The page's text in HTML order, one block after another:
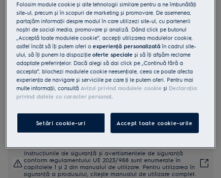
4.9 (169)
Fișa cu informaţii despre produs
Beneficii
Seria GlassCare 700 previne spargerea paharelor cu ajutorul
SoftGrips și SoftSpikes.
SoftGrips și SoftSpikes ţin paharele pe poziţie
Toate ustensilele din bucătărie încap în sertarul mașinii de spălat
vase 700 MaxiFlex.
Instrucţiunile de siguranţă și avertismentele de siguranţă
conform regulamentului UE 2023/988 sunt enumerate în
capitolele 1 și 2 din manualul de utilizare. Pentru utilizarea în
siguranţă a produsului, citește manualul de utilizare complet.
Folosim module cookie și alte tehnologii similare pentru a ne îmbunătăţi
site-ul, precum și în scopuri de marketing și promovare. De asemenea,
partajăm informaţii despre modul în care utilizezi site-ul, cu partenerii
noștri de social media, promovare și analiză. Dând click pe butonul
„Acceptă toate modulele cookie”, accepţi utilizarea modulelor cookie,
astfel încât să îţi putem oferi oexperienţă personalizată în cadrul site-
ului, să îţi punem la dispoziţieoferte speciale și să îţi afișăm reclame
adaptate preferinţelor. Dacă alegi să dai click pe „Continuă fără a
accepta”, blochezi modulele cookie neesenţiale, ceea ce poate afecta
experienţa de navigare și serviciile pe care ţi le putem oferi. Pentru mai
multe informaţii, consultăAvizul privind modulele cookie și Declaraţia
privind datele cu caracter personal.
Setări cookie-uri Accept toate cookie-urile